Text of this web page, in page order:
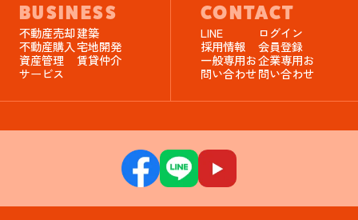
BUSINESS
不動産売却建築
不動産購入宅地開発
資産管理
サービス
賃貸仲介
CONTACT
LINE
ログイン
採用情報
会員登録
一般専用お
問い合わせ
企業専用お
問い合わせ